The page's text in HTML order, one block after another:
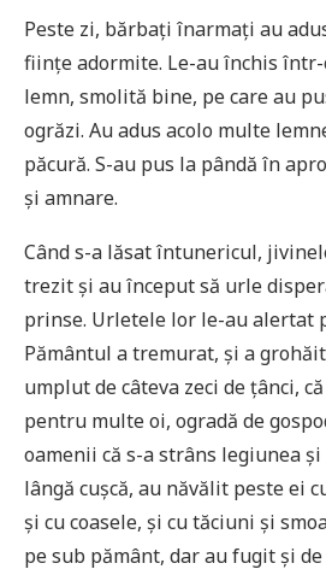
Peste zi, bărbați înarmați au
ființe adormite. Le-au închis
lemn, smolită bine, pe care au
ogrăzi. Au adus acolo multe
păcură. S-au pus la pândă în
și amnare.
Când s-a lăsat întunericul,
trezit și au început să urle
prinse. Urletele lor le-au alertat
Pământul a tremurat, și a
umplut de câteva zeci de țânci,
pentru multe oi, ogradă de
oamenii că s-a strâns legiunea
lângă cușcă, au năvălit peste ei
și cu coasele, și cu tăciuni și
pe sub pământ, dar au fugit și